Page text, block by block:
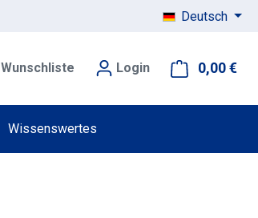
Deutsch
Wunschliste Login 0,00 €
Wissenswertes